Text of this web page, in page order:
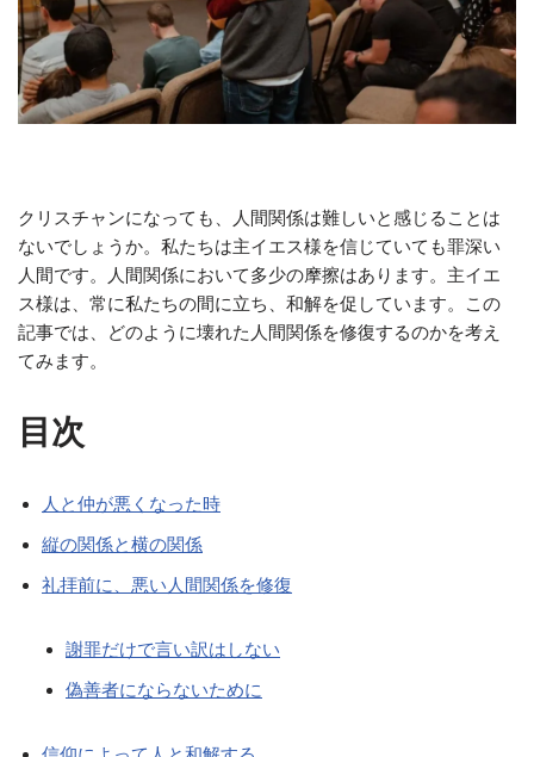
クリスチャンになっても、人間関係は難しいと感じることは
ないでしょうか。私たちは主イエス様を信じていても罪深い
人間です。人間関係において多少の摩擦はあります。主イエ
ス様は、常に私たちの間に立ち、和解を促しています。この
記事では、どのように壊れた人間関係を修復するのかを考え
てみます。
目次
人と仲が悪くなった時
縦の関係と横の関係
礼拝前に、悪い人間関係を修復
謝罪だけで言い訳はしない
偽善者にならないために